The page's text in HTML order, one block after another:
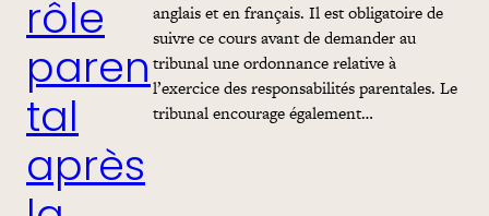
rôle
paren
tal
après
anglais et en français. Il est obligatoire de
suivre ce cours avant de demander au
tribunal une ordonnance relative à
l’exercice des responsabilités parentales. Le
tribunal encourage également…